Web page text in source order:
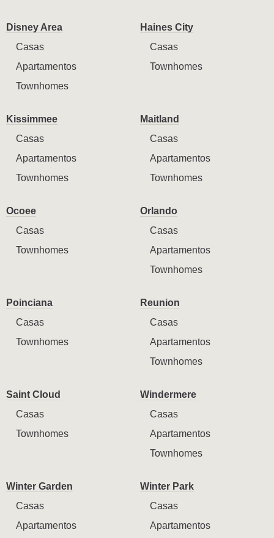
Disney Area
Casas
Apartamentos
Townhomes
Haines City
Casas
Townhomes
Kissimmee
Casas
Apartamentos
Townhomes
Maitland
Casas
Apartamentos
Townhomes
Ocoee
Casas
Townhomes
Orlando
Casas
Apartamentos
Townhomes
Poinciana
Casas
Townhomes
Reunion
Casas
Apartamentos
Townhomes
Saint Cloud
Casas
Townhomes
Windermere
Casas
Apartamentos
Townhomes
Winter Garden
Casas
Apartamentos
Winter Park
Casas
Apartamentos